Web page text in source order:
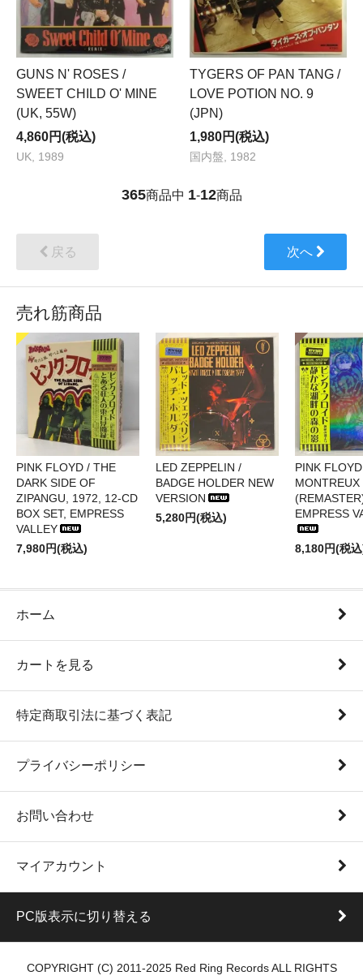
GUNS N' ROSES /
SWEET CHILD O' MINE
(UK, 55W)
4,860円(税込)
UK, 1989
TYGERS OF PAN TANG /
LOVE POTION NO. 9
(JPN)
1,980円(税込)
国内盤, 1982
365商品中 1-12商品
戻る 次へ
売れ筋商品
PINK FLOYD / THE
DARK SIDE OF
ZIPANGU, 1972, 12-CD
BOX SET, EMPRESS
VALLEY
7,980円(税込)
LED ZEPPELIN /
BADGE HOLDER NEW
VERSION
5,280円(税込)
PINK
EMPRESS
8,180円(税
ホーム
カートを見る
特定商取引法に基づく表記
プライバシーポリシー
お問い合わせ
マイアカウント
PC版表示に切り替える
COPYRIGHT (C) 2011-2025 Red Ring Records ALL RIGHTS